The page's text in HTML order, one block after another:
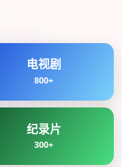
电视剧
800+
纪录片
300+